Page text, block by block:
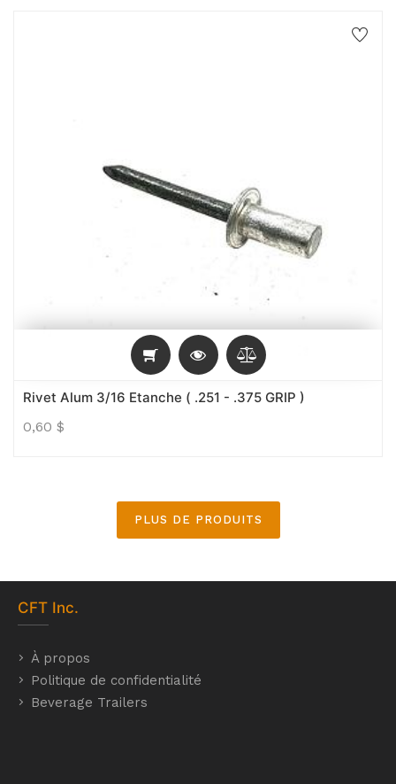
Rivet Alum 3/16 Etanche ( .251 - .375 GRIP )
0,60 $
PLUS DE PRODUITS
CFT Inc.
À propos
Politique de confidentialité
Beverage Trailers